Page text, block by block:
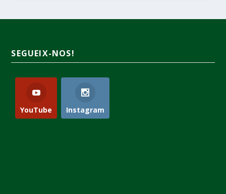
SEGUEIX-NOS!
YouTube Instagram